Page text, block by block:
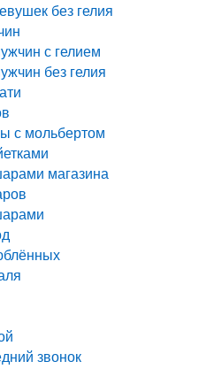
без гелия
с гелием
без гелия
с мольбертом
магазина
звонок